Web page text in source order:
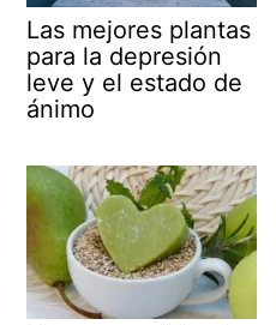
Las mejores plantas
para la depresión
leve y el estado de
ánimo